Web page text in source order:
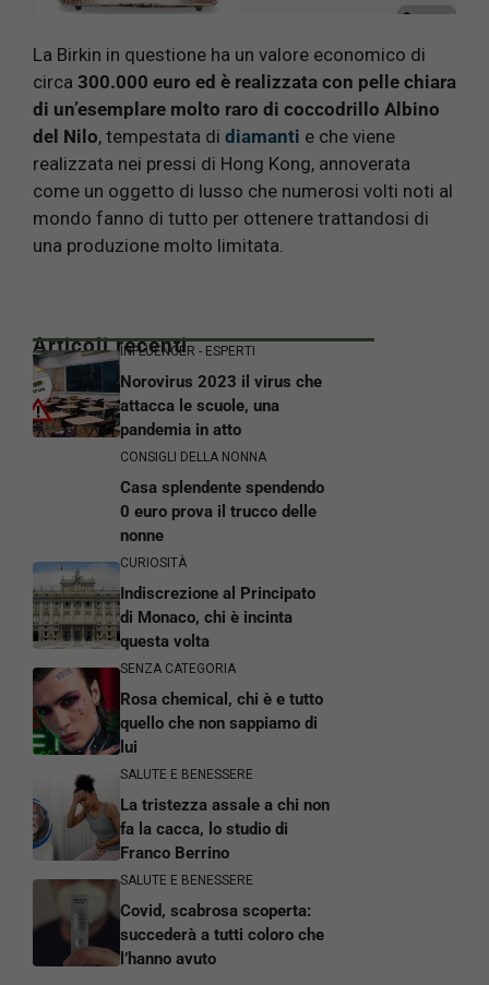
La Birkin in questione ha un valore economico di
circa 300.000 euro ed è realizzata con pelle chiara
di un’esemplare molto raro di coccodrillo Albino
del Nilo, tempestata di diamanti e che viene
realizzata nei pressi di Hong Kong, annoverata
come un oggetto di lusso che numerosi volti noti al
mondo fanno di tutto per ottenere trattandosi di
una produzione molto limitata.
Articoli recentiINFLUENCER - ESPERTI
Norovirus 2023 il virus che
attacca le scuole, una
pandemia in atto
CONSIGLI DELLA NONNA
Casa splendente spendendo
0 euro prova il trucco delle
nonne
CURIOSITÀ
Indiscrezione al Principato
di Monaco, chi è incinta
questa volta
SENZA CATEGORIA
Rosa chemical, chi è e tutto
quello che non sappiamo di
lui
SALUTE E BENESSERE
La tristezza assale a chi non
fa la cacca, lo studio di
Franco Berrino
SALUTE E BENESSERE
Covid, scabrosa scoperta:
succederà a tutti coloro che
l’hanno avuto